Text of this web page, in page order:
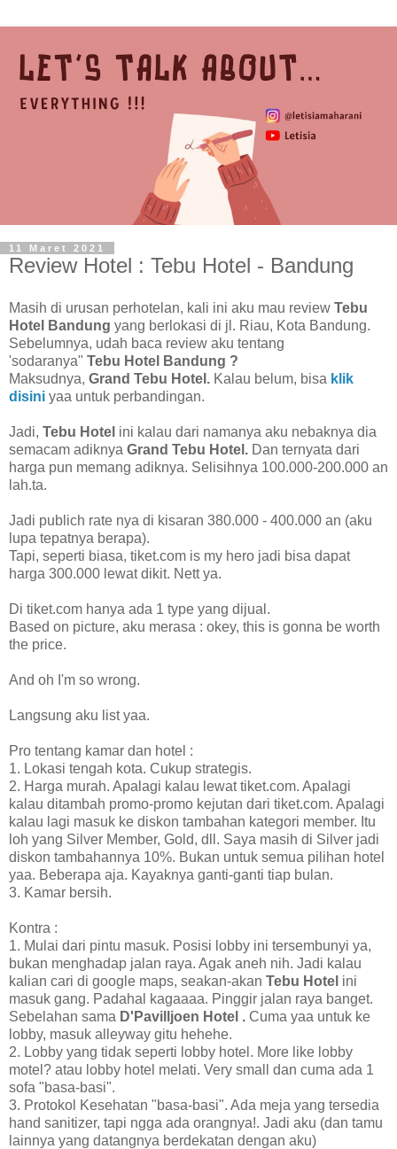
11 Maret 2021
Review Hotel : Tebu Hotel - Bandung
Masih di urusan perhotelan, kali ini aku mau review Tebu
Hotel Bandung yang berlokasi di jl. Riau, Kota Bandung.
Sebelumnya, udah baca review aku tentang
'sodaranya" Tebu Hotel Bandung ?
Maksudnya, Grand Tebu Hotel. Kalau belum, bisa klik
disini yaa untuk perbandingan.
Jadi, Tebu Hotel ini kalau dari namanya aku nebaknya dia
semacam adiknya Grand Tebu Hotel. Dan ternyata dari
harga pun memang adiknya. Selisihnya 100.000-200.000 an
lah.ta.
Jadi publich rate nya di kisaran 380.000 - 400.000 an (aku
lupa tepatnya berapa).
Tapi, seperti biasa, tiket.com is my hero jadi bisa dapat
harga 300.000 lewat dikit. Nett ya.
Di tiket.com hanya ada 1 type yang dijual.
Based on picture, aku merasa : okey, this is gonna be worth
the price.
And oh I'm so wrong.
Langsung aku list yaa.
Pro tentang kamar dan hotel :
1. Lokasi tengah kota. Cukup strategis.
2. Harga murah. Apalagi kalau lewat tiket.com. Apalagi
kalau ditambah promo-promo kejutan dari tiket.com. Apalagi
kalau lagi masuk ke diskon tambahan kategori member. Itu
loh yang Silver Member, Gold, dll. Saya masih di Silver jadi
diskon tambahannya 10%. Bukan untuk semua pilihan hotel
yaa. Beberapa aja. Kayaknya ganti-ganti tiap bulan.
3. Kamar bersih.
Kontra :
1. Mulai dari pintu masuk. Posisi lobby ini tersembunyi ya,
bukan menghadap jalan raya. Agak aneh nih. Jadi kalau
kalian cari di google maps, seakan-akan Tebu Hotel ini
masuk gang. Padahal kagaaaa. Pinggir jalan raya banget.
Sebelahan sama D'Pavilljoen Hotel . Cuma yaa untuk ke
lobby, masuk alleyway gitu hehehe.
2. Lobby yang tidak seperti lobby hotel. More like lobby
motel? atau lobby hotel melati. Very small dan cuma ada 1
sofa "basa-basi".
3. Protokol Kesehatan "basa-basi". Ada meja yang tersedia
hand sanitizer, tapi ngga ada orangnya!. Jadi aku (dan tamu
lainnya yang datangnya berdekatan dengan aku)